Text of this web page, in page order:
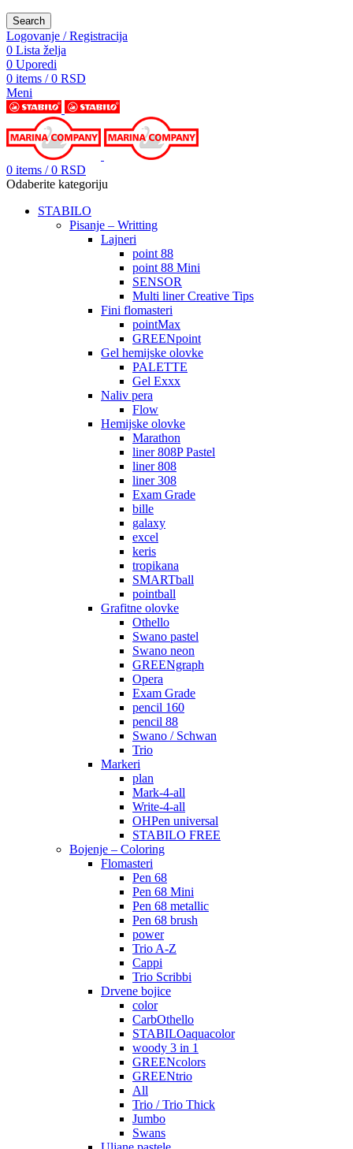
Search
Logovanje / Registracija
0 Lista želja
0 Uporedi
0 items / 0 RSD
Meni
0 items / 0 RSD
Odaberite kategoriju
STABILO
Pisanje – Writting
Lajneri
point 88
point 88 Mini
SENSOR
Multi liner Creative Tips
Fini flomasteri
pointMax
GREENpoint
Gel hemijske olovke
PALETTE
Gel Exxx
Naliv pera
Flow
Hemijske olovke
Marathon
liner 808P Pastel
liner 808
liner 308
Exam Grade
bille
galaxy
excel
keris
tropikana
SMARTball
pointball
Grafitne olovke
Othello
Swano pastel
Swano neon
GREENgraph
Opera
Exam Grade
pencil 160
pencil 88
Swano / Schwan
Trio
Markeri
plan
Mark-4-all
Write-4-all
OHPen universal
STABILO FREE
Bojenje – Coloring
Flomasteri
Pen 68
Pen 68 Mini
Pen 68 metallic
Pen 68 brush
power
Trio A-Z
Cappi
Trio Scribbi
Drvene bojice
color
CarbOthello
STABILOaquacolor
woody 3 in 1
GREENcolors
GREENtrio
All
Trio / Trio Thick
Jumbo
Swans